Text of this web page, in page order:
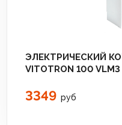
ЭЛЕКТРИЧЕСКИЙ
VITOTRON 100 VLM3
3349 руб